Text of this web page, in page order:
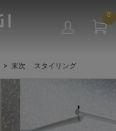
0
末次 スタイリング